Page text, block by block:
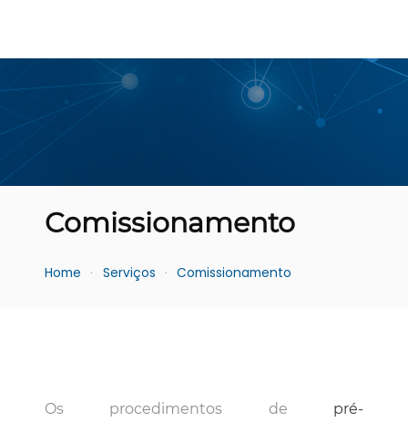
Comissionamento
Home Serviços Comissionamento
Os procedimentos de pré-